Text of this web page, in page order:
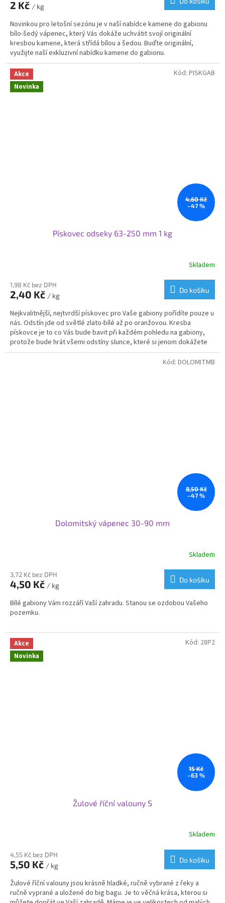
2 Kč / kg
Novinkou pro letošní sezónu je v naší nabídce kamene do gabionu
bílo-šedý vápenec, který Vás dokáže uchvátit svojí originální
kresbou kamene, která střídá bílou a šedou. Buďte originální,
využijte naší exkluzivní nabídku kamene do gabionu.
Akce
Novinka
4,60 Kč
–47 %
Pískovec odseky 63-250 mm 1 kg
produktu
je
z
5
hvězdiček.
Skladem
1,98 Kč bez DPH
2,40 Kč / kg
Do košíku
Nejkvalitnější, nejtvrdší pískovec pro Vaše gabiony pořídíte pouze u
nás. Odstín jde od světlé zlato-bílé až po oranžovou. Kresba
pískovce je to co Vás bude bavit při každém pohledu na gabiony,
protože bude hrát všemi odstíny slunce, které si jenom dokážete
představit. Teplo, které vyzařuje Vám zvedne náladu a udělá i ze
Kód: PISKGAB
8,50 Kč
–47 %
Dolomitský vápenec 30-90 mm
Skladem
3,72 Kč bez DPH
4,50 Kč / kg
Do košíku
Bílé gabiony Vám rozzáří Vaší zahradu. Stanou se ozdobou Vašeho
pozemku.
Kód: DOLOMITMB
Akce
Novinka
15 Kč
–63 %
Žulové říční valouny S
produktu
je
z
5
Skladem
4,55 Kč bez DPH
5,50 Kč / kg
Do košíku
Žulové říční valouny jsou krásně hladké, ručně vybrané z řeky a
ručně vyprané a uložené do big bagu. Je to věčná krása, kterou si
Kód: 28P2